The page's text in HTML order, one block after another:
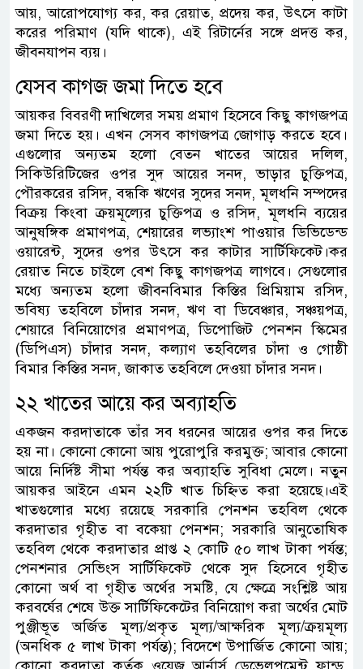
আয়, আরোপযোগ্য কর, কর রেয়াত, প্রদেয় কর, উৎসে কাটা
করের পরিমাণ (যদি থাকে), এই রিটার্নের সঙ্গে প্রদত্ত কর,
জীবনযাপন ব্যয়।
যেসব কাগজ জমা দিতে হবে
আয়কর বিবরণী দাখিলের সময় প্রমাণ হিসেবে কিছু কাগজপত্র
জমা দিতে হয়। এখন সেসব কাগজপত্র জোগাড় করতে হবে।
এগুলোর অন্যতম হলো বেতন খাতের আয়ের দলিল,
সিকিউরিটিজের ওপর সুদ আয়ের সনদ, ভাড়ার চুক্তিপত্র,
পৌরকরের রসিদ, বন্ধকি ঋণের সুদের সনদ, মূলধনি সম্পদের
বিক্রয় কিংবা ক্রয়মূল্যের চুক্তিপত্র ও রসিদ, মূলধনি ব্যয়ের
আনুষঙ্গিক প্রমাণপত্র, শেয়ারের লভ্যাংশ পাওয়ার ডিভিডেন্ড
ওয়ারেন্ট, সুদের ওপর উৎসে কর কাটার সার্টিফিকেট।কর
রেয়াত নিতে চাইলে বেশ কিছু কাগজপত্র লাগবে। সেগুলোর
মধ্যে অন্যতম হলো জীবনবিমার কিস্তির প্রিমিয়াম রসিদ,
ভবিষ্য তহবিলে চাঁদার সনদ, ঋণ বা ডিবেঞ্চার, সঞ্চয়পত্র,
শেয়ারে বিনিয়োগের প্রমাণপত্র, ডিপোজিট পেনশন স্কিমের
(ডিপিএস) চাঁদার সনদ, কল্যাণ তহবিলের চাঁদা ও গোষ্ঠী
বিমার কিস্তির সনদ, জাকাত তহবিলে দেওয়া চাঁদার সনদ।
২২ খাতের আয়ে কর অব্যাহতি
একজন করদাতাকে তাঁর সব ধরনের আয়ের ওপর কর দিতে
হয় না। কোনো কোনো আয় পুরোপুরি করমুক্ত; আবার কোনো
আয়ে নির্দিষ্ট সীমা পর্যন্ত কর অব্যাহতি সুবিধা মেলে। নতুন
আয়কর আইনে এমন ২২টি খাত চিহ্নিত করা হয়েছে।এই
খাতগুলোর মধ্যে রয়েছে সরকারি পেনশন তহবিল থেকে
করদাতার গৃহীত বা বকেয়া পেনশন; সরকারি আনুতোষিক
তহবিল থেকে করদাতার প্রাপ্ত ২ কোটি ৫০ লাখ টাকা পর্যন্ত;
পেনশনার সেভিংস সার্টিফিকেট থেকে সুদ হিসেবে গৃহীত
কোনো অর্থ বা গৃহীত অর্থের সমষ্টি, যে ক্ষেত্রে সংশ্লিষ্ট আয়
করবর্ষের শেষে উক্ত সার্টিফিকেটের বিনিয়োগ করা অর্থের মোট
পুঞ্জীভূত অর্জিত মূল্য/প্রকৃত মূল্য/আক্ষরিক মূল্য/ক্রয়মূল্য
(অনধিক ৫ লাখ টাকা পর্যন্ত); বিদেশে উপার্জিত কোনো আয়;